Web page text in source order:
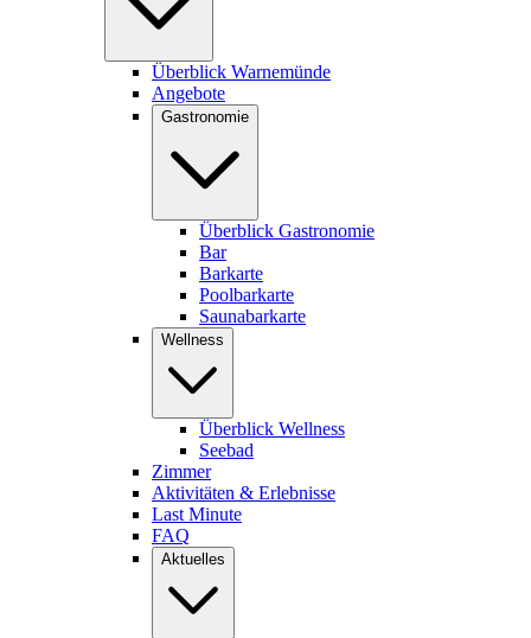
Überblick Warnemünde
Angebote
Gastronomie
Überblick Gastronomie
Bar
Barkarte
Poolbarkarte
Saunabarkarte
Wellness
Überblick Wellness
Seebad
Zimmer
Aktivitäten & Erlebnisse
Last Minute
FAQ
Aktuelles